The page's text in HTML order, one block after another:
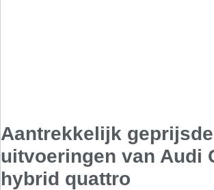
Aantrekkelijk
uitvoeringen van Audi
hybrid quattro